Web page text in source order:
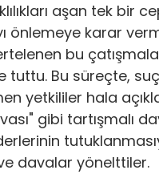
aşan tek bir
önlemeye karar
bu
Bu süreçte,
yetkililer hala
gibi tartışmalı
davalar yönelttiler.